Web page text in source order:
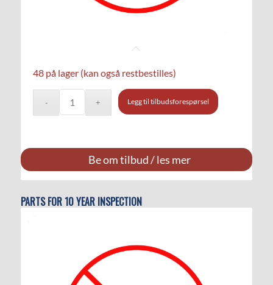
48 på lager (kan også restbestilles)
Legg til tilbudsforespørsel
Be om tilbud / les mer
PARTS FOR 10 YEAR INSPECTION